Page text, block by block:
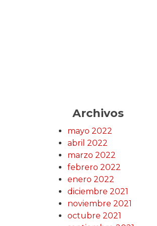
Archivos
mayo 2022
abril 2022
marzo 2022
febrero 2022
enero 2022
diciembre 2021
noviembre 2021
octubre 2021